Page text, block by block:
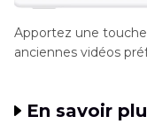
Apportez une
anciennes vidéos
En savoir